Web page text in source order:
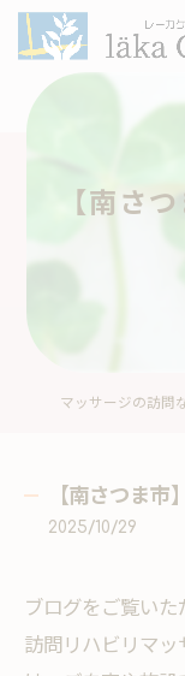
【南さ
【南さつま市
2025/10/29
ブログをご覧いた
訪問リハビリマ